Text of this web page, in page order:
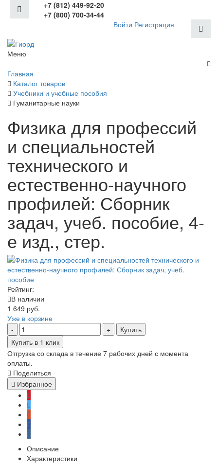
+7 (812) 449-92-20
+7 (800) 700-34-44
Войти Регистрация
Меню
Главная
Каталог товаров
Учебники и учебные пособия
Гуманитарные науки
Физика для профессий
и специальностей
технического и
естественно-научного
профилей: Сборник
задач, учеб. пособие, 4-
е изд., стер.
Рейтинг:
В наличии
1 649 руб.
Уже в корзине
Купить
Купить в 1 клик
Отгрузка со склада в течение 7 рабочих дней с момента
оплаты.
Поделиться
Избранное
Описание
Характеристики